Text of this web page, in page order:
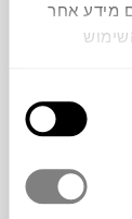
מידע אחר